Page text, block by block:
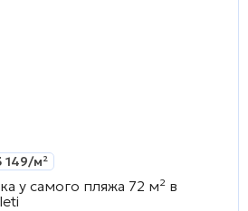
149/м²
у самого пляжа 72 м² в